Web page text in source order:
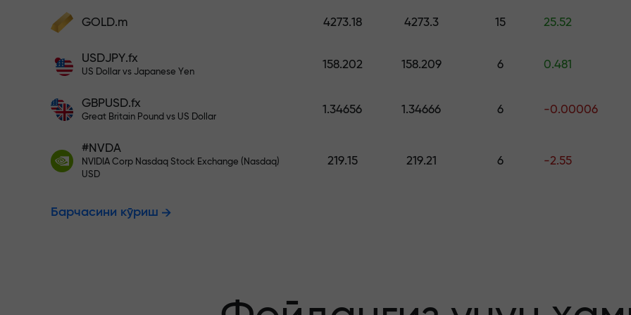
Ҳисобни тўлдиринг ва
бонус олинг. X1000 хато эмас. Депозит
қанча катта бўлса, мультипликатор
Ҳисобингизни $333 билан тўлдиринг — $1,500 гача қийматдаги
Рисксиз савдо қилинг —
фойдангиз кафолатланади
X1000 гача бонус —
GOLD.m 4273.18 4273.3 15 25.52
USDJPY.fx
US Dollar vs Japanese Yen
158.202 158.209 6 0.481
GBPUSD.fx
Great Britain Pound vs US Dollar
1.34656 1.34666 6 -0.00006
#NVDA
NVIDIA Corp Nasdaq Stock Exchange (Nasdaq)
USD
219.15 219.21 6 -2.55
Барчасини кўриш